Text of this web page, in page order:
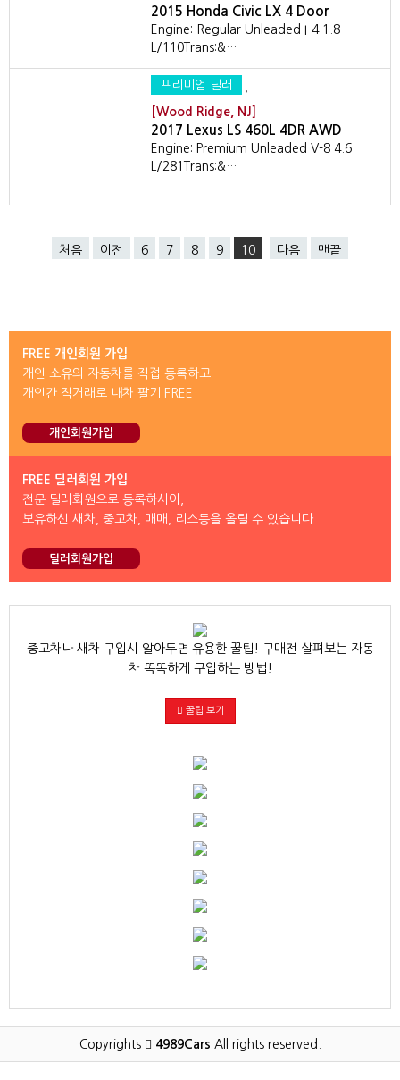
2015 Honda Civic LX 4 Door
Engine: Regular Unleaded I-4 1.8
L/110Trans:&…
프리미엄 딜러
[Wood Ridge, NJ]
2017 Lexus LS 460L 4DR AWD
Engine: Premium Unleaded V-8 4.6
L/281Trans:&…
처음 이전 6 7 8 9 10 다음 맨끝
FREE 개인회원 가입
개인 소유의 자동차를 직접 등록하고
개인간 직거래로 내차 팔기 FREE
개인회원가입
FREE 딜러회원 가입
전문 딜러회원으로 등록하시어,
보유하신 새차, 중고차, 매매, 리스등을 올릴 수 있습니다.
딜러회원가입
중고차나 새차 구입시 알아두면 유용한 꿀팁! 구매전 살펴보는 자동
차 똑똑하게 구입하는 방법!
꿀팁 보기
Copyrights 4989Cars All rights reserved.